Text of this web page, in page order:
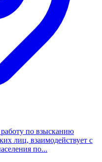
по взысканию
лиц, взаимодействует с
по...